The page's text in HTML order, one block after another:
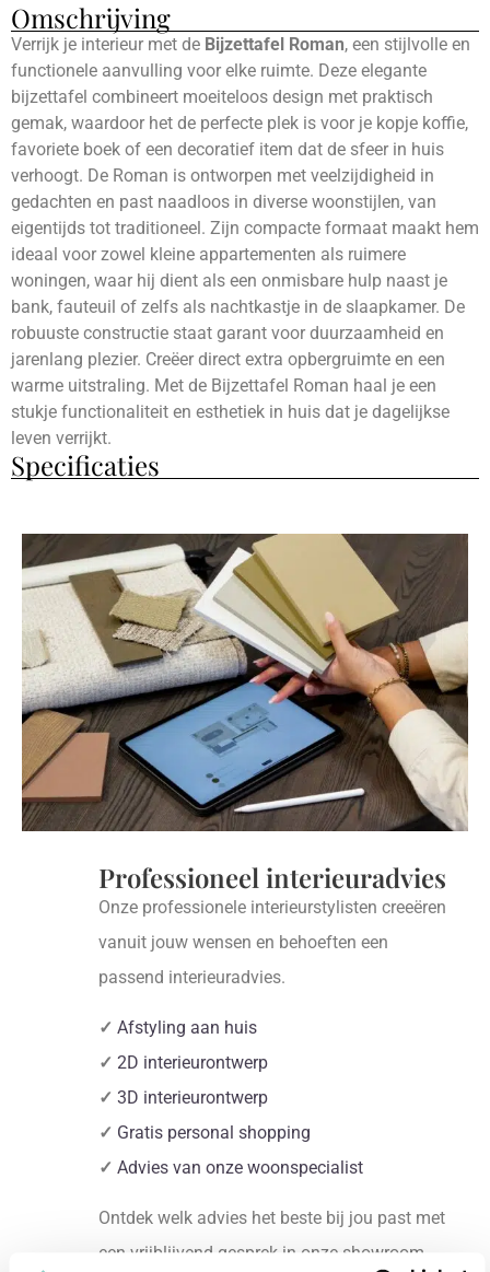
Omschrijving
Verrijk je interieur met de Bijzettafel Roman, een stijlvolle en
functionele aanvulling voor elke ruimte. Deze elegante
bijzettafel combineert moeiteloos design met praktisch
gemak, waardoor het de perfecte plek is voor je kopje koffie,
favoriete boek of een decoratief item dat de sfeer in huis
verhoogt. De Roman is ontworpen met veelzijdigheid in
gedachten en past naadloos in diverse woonstijlen, van
eigentijds tot traditioneel. Zijn compacte formaat maakt hem
ideaal voor zowel kleine appartementen als ruimere
woningen, waar hij dient als een onmisbare hulp naast je
bank, fauteuil of zelfs als nachtkastje in de slaapkamer. De
robuuste constructie staat garant voor duurzaamheid en
jarenlang plezier. Creëer direct extra opbergruimte en een
warme uitstraling. Met de Bijzettafel Roman haal je een
stukje functionaliteit en esthetiek in huis dat je dagelijkse
leven verrijkt.
Specificaties
Professioneel interieuradvies
Onze professionele interieurstylisten creeëren
vanuit jouw wensen en behoeften een
passend interieuradvies.
✓ Afstyling aan huis
✓ 2D interieurontwerp
✓ 3D interieurontwerp
✓ Gratis personal shopping
✓ Advies van onze woonspecialist
Ontdek welk advies het beste bij jou past met
een vrijblijvend gesprek in onze showroom.